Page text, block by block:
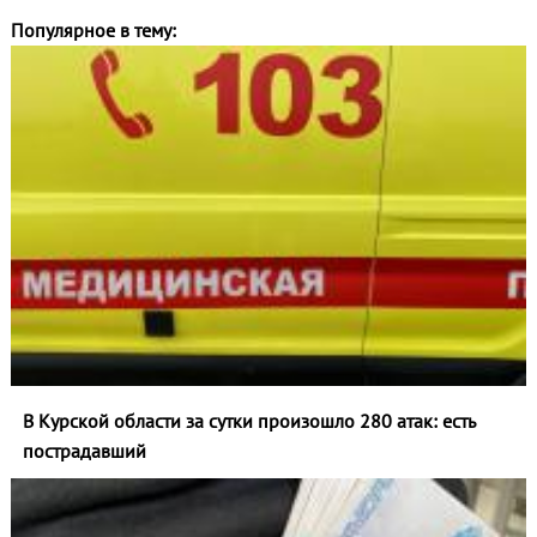
Популярное в тему:
В Курской области за сутки произошло 280 атак: есть
пострадавший